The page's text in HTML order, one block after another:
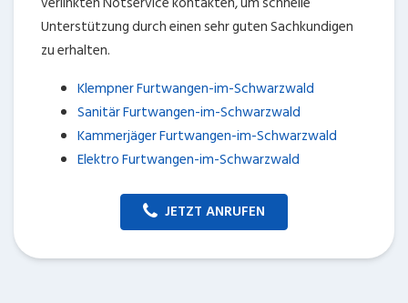
Unterstützung durch einen sehr guten Sachkundigen
zu erhalten.
Klempner Furtwangen-im-Schwarzwald
Sanitär Furtwangen-im-Schwarzwald
Kammerjäger Furtwangen-im-Schwarzwald
Elektro Furtwangen-im-Schwarzwald
JETZT ANRUFEN